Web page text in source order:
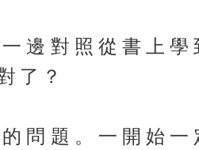
邊對照從書上
了？
的問題。一開始